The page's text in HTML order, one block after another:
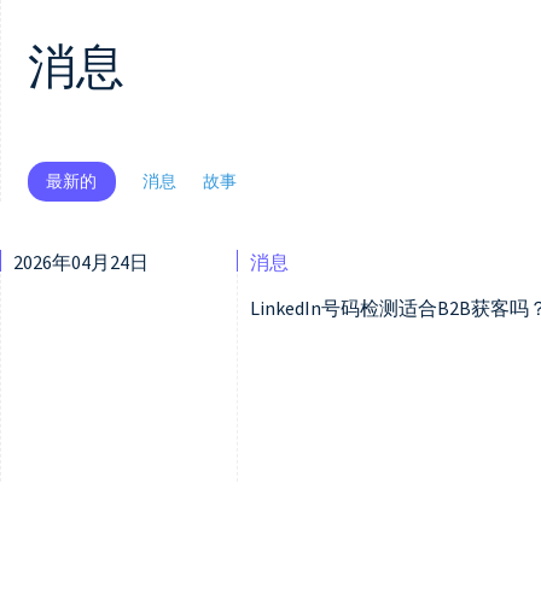
消息
最新的 消息 故事
2026年04月24日
消息
LinkedIn号码检测适合B2B获客